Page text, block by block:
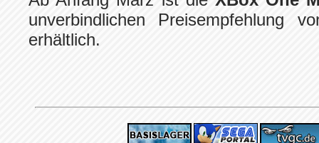
unverbindlichen Preisempfehlung
erhältlich.